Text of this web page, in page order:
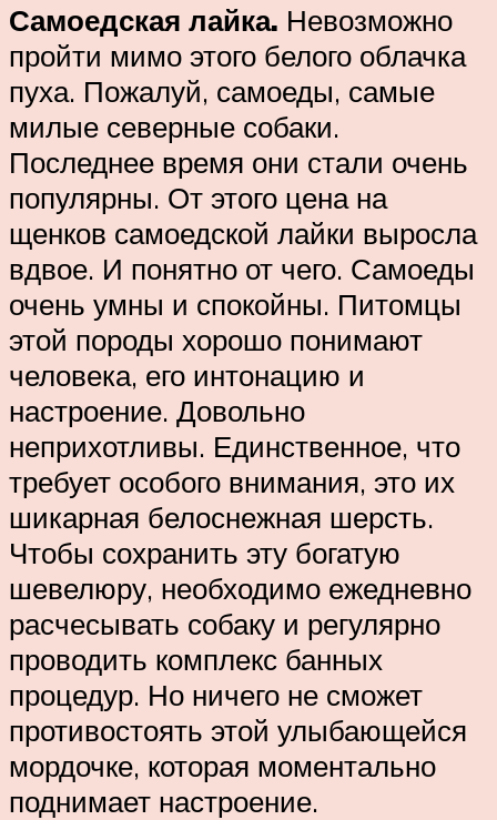
Самоедская лайка. Невозможно
пройти мимо этого белого облачка
пуха. Пожалуй, самоеды, самые
милые северные собаки.
Последнее время они стали очень
популярны. От этого цена на
щенков самоедской лайки выросла
вдвое. И понятно от чего. Самоеды
очень умны и спокойны. Питомцы
этой породы хорошо понимают
человека, его интонацию и
настроение. Довольно
неприхотливы. Единственное, что
требует особого внимания, это их
шикарная белоснежная шерсть.
Чтобы сохранить эту богатую
шевелюру, необходимо ежедневно
расчесывать собаку и регулярно
проводить комплекс банных
процедур. Но ничего не сможет
противостоять этой улыбающейся
мордочке, которая моментально
поднимает настроение.